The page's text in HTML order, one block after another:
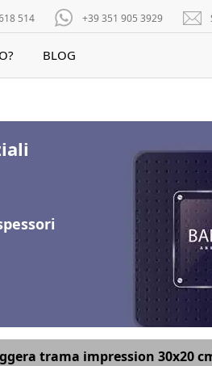
514 +39 351 905 3929
BLOG
trama impression 30x20